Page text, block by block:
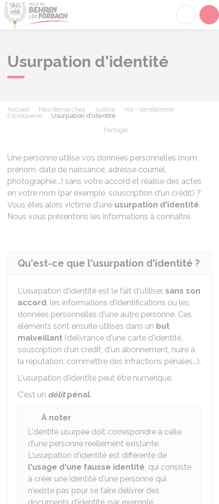
Usurpation d'identité
Accueil Mes démarches Justice
Vol - Vandalisme -
Escroquerie
Usurpation d'identité
Partager
Une personne utilise vos données personnelles (nom,
prénom, date de naissance, adresse courriel,
photographie...) sans votre accord et réalise des actes
en votre nom (par exemple, souscription d'un crédit) ?
Vous êtes alors victime d'une usurpation d'identité.
Nous vous présentons les informations à connaître.
Qu'est-ce que l'usurpation d'identité ?
L'usurpation d'identité est le fait d'utiliser, sans son
accord, les informations d'identifications ou les
données personnelles d'une autre personne. Ces
éléments sont ensuite utilisés dans un but
malveillant (délivrance d'une carte d'identité,
souscription d'un crédit, d'un abonnement, nuire à
la réputation, commettre des infractions pénales...).
L'usurpation d'identité peut être numérique.
C'est un délitpénal.
À noter
L'dentité usurpée doit correspondre à celle
d'une personne réellement existante.
L'usurpation d'identité est différente de
l'usage d'une fausse identité, qui consiste
à créer une identité d'une personne qui
n'existe pas pour se faire délivrer des